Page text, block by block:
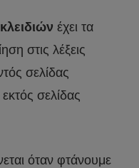
έχει τα
στις λέξεις
σελίδας
σελίδας
όταν φτάνουμε